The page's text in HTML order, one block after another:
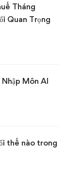
Tháng
Quan Trọng
Môn AI
thế nào trong